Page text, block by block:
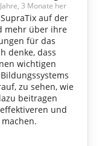
3 Monate her
auf der
mehr über ihre
für das
denke, dass
wichtigen
zu sehen, wie
beitragen
und